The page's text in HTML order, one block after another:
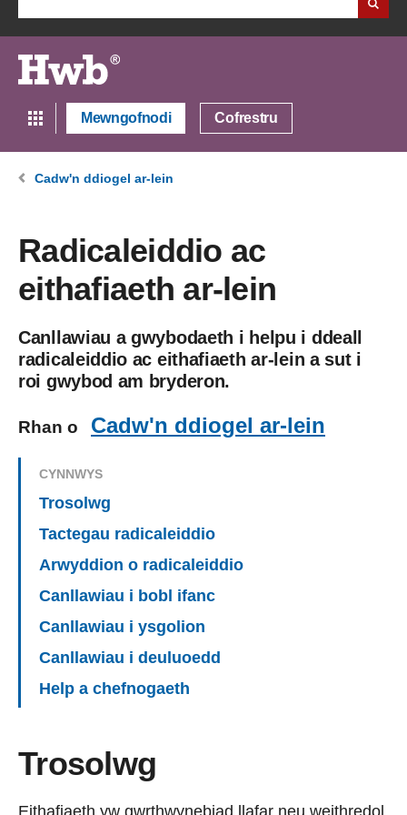
Mewngofnodi Cofrestru
Cadw'n ddiogel ar-lein
Radicaleiddio ac
eithafiaeth ar-lein
Canllawiau a gwybodaeth i helpu i ddeall
radicaleiddio ac eithafiaeth ar-lein a sut i
roi gwybod am bryderon.
Rhan o Cadw'n ddiogel ar-lein
CYNNWYS
Trosolwg
Tactegau radicaleiddio
Arwyddion o radicaleiddio
Canllawiau i bobl ifanc
Canllawiau i ysgolion
Canllawiau i deuluoedd
Help a chefnogaeth
Trosolwg